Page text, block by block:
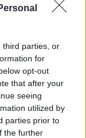
third parties, or
for
opt-out
that after your
seeing
utilized by
parties prior to
the further